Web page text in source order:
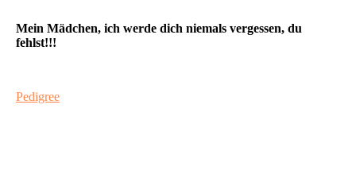
Mein Mädchen, ich werde dich niemals vergessen, du
fehlst!!!
Pedigree